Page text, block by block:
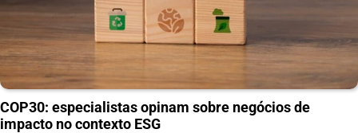
COP30: especialistas opinam sobre negócios de
impacto no contexto ESG